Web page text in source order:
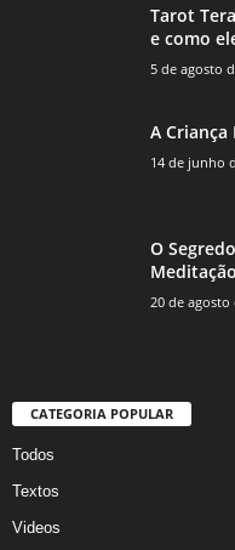
Tarot
e como
5 de agosto
A
14 de junho
O
20 de agosto
CATEGORIA POPULAR
Todos
Textos
Videos